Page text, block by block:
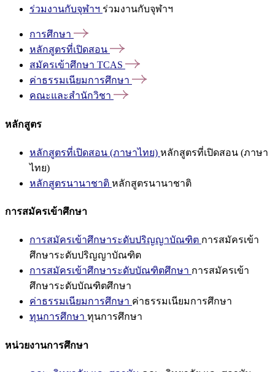
ร่วมงานกับจุฬาฯ ร่วมงานกับจุฬาฯ
การศึกษา
หลักสูตรที่เปิดสอน
สมัครเข้าศึกษา TCAS
ค่าธรรมเนียมการศึกษา
คณะและสำนักวิชา
หลักสูตร
หลักสูตรที่เปิดสอน (ภาษาไทย) หลักสูตรที่เปิดสอน (ภาษา
ไทย)
หลักสูตรนานาชาติ หลักสูตรนานาชาติ
การสมัครเข้าศึกษา
การสมัครเข้าศึกษาระดับปริญญาบัณฑิต การสมัครเข้า
ศึกษาระดับปริญญาบัณฑิต
การสมัครเข้าศึกษาระดับบัณฑิตศึกษา การสมัครเข้า
ศึกษาระดับบัณฑิตศึกษา
ค่าธรรมเนียมการศึกษา ค่าธรรมเนียมการศึกษา
ทุนการศึกษา ทุนการศึกษา
หน่วยงานการศึกษา